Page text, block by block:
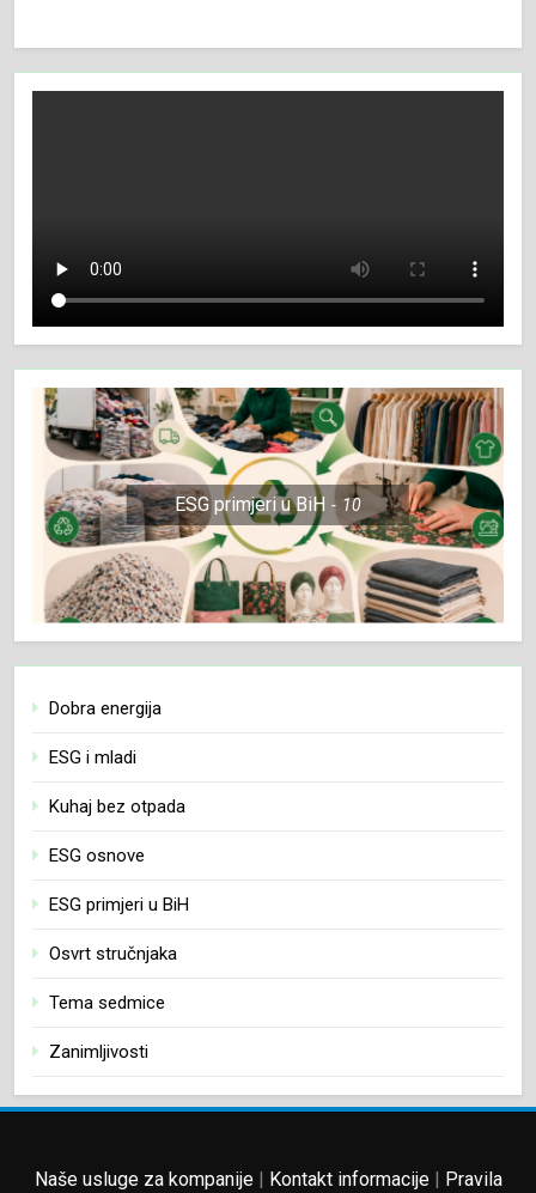
ESG primjeri u BiH 10
Dobra energija
ESG i mladi
Kuhaj bez otpada
ESG osnove
ESG primjeri u BiH
Osvrt stručnjaka
Tema sedmice
Zanimljivosti
Naše usluge za kompanije| Kontakt informacije| Pravila